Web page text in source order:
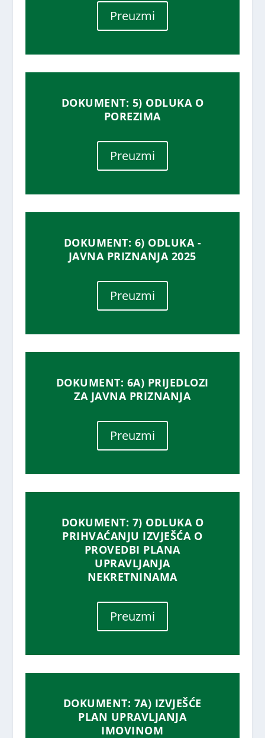
Preuzmi
DOKUMENT: 5) ODLUKA O
POREZIMA
Preuzmi
DOKUMENT: 6) ODLUKA -
JAVNA PRIZNANJA 2025
Preuzmi
DOKUMENT: 6A) PRIJEDLOZI
ZA JAVNA PRIZNANJA
Preuzmi
DOKUMENT: 7) ODLUKA O
PRIHVAĆANJU IZVJEŠĆA O
PROVEDBI PLANA
UPRAVLJANJA
NEKRETNINAMA
Preuzmi
DOKUMENT: 7A) IZVJEŠĆE
PLAN UPRAVLJANJA
IMOVINOM